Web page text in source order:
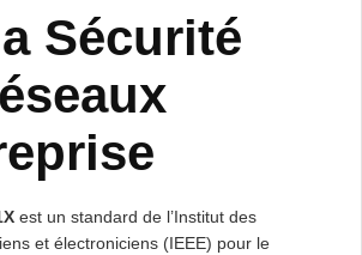
Sécurité
est un standard de l’Institut des
et électroniciens (IEEE) pour le